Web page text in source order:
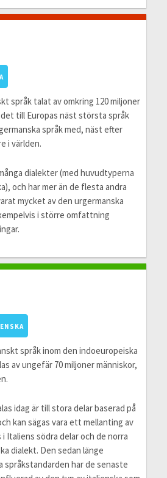
språk talat av omkring 120 miljoner
till Europas näst största språk
språk med, näst efter
i världen.
dialekter (med huvudtyperna
och har mer än de flesta andra
mycket av den urgermanska
i större omfattning
språk inom den indoeuropeiska
av ungefär 70 miljoner människor,
idag är till stora delar baserad på
kan sägas vara ett mellanting av
Italiens södra delar och de norra
dialekt. Den sedan länge
språkstandarden har de senaste